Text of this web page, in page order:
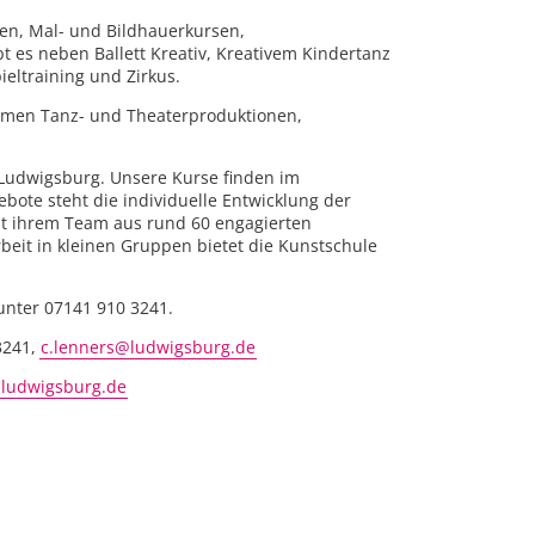
Mal- und Bildhauerkursen,
es neben Ballett Kreativ, Kreativem Kindertanz
und Zirkus.
Tanz- und Theaterproduktionen,
Unsere Kurse finden im
steht die individuelle Entwicklung der
Team aus rund 60 engagierten
in kleinen Gruppen bietet die Kunstschule
07141 910 3241.
c.lenners@ludwigsburg.de